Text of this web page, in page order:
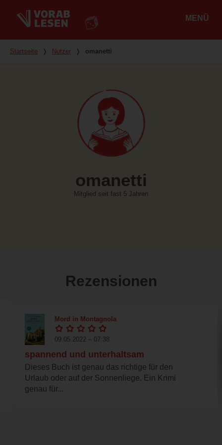
MENÜ
Du bist hier
Startseite ❭ Nutzer ❭ omanetti
omanetti
Mitglied seit fast 5 Jahren
Rezensionen
Mord in Montagnola
09.05.2022 – 07:38
spannend und unterhaltsam
Dieses Buch ist genau das richtige für den
Urlaub oder auf der Sonnenliege. Ein Krimi
genau für...